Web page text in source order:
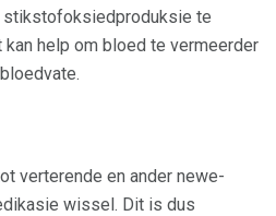
stikstofoksiedproduksie te
help om bloed te vermeerder
verterende en ander newe-
wissel. Dit is dus